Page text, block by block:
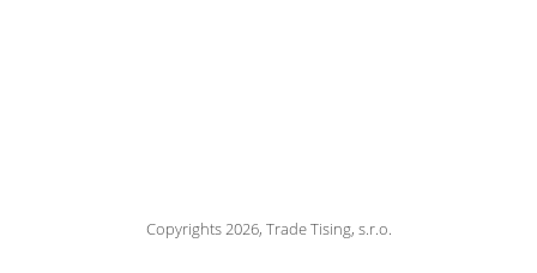
Copyrights 2026, Trade Tising, s.r.o.